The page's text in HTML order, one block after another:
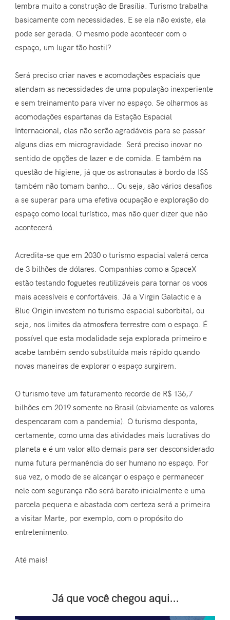
lembra muito a construção de Brasília. Turismo trabalha
basicamente com necessidades. E se ela não existe, ela
pode ser gerada. O mesmo pode acontecer com o
espaço, um lugar tão hostil?
Será preciso criar naves e acomodações espaciais que
atendam as necessidades de uma população inexperiente
e sem treinamento para viver no espaço. Se olharmos as
acomodações espartanas da Estação Espacial
Internacional, elas não serão agradáveis para se passar
alguns dias em microgravidade. Será preciso inovar no
sentido de opções de lazer e de comida. E também na
questão de higiene, já que os astronautas à bordo da ISS
também não tomam banho... Ou seja, são vários desafios
a se superar para uma efetiva ocupação e exploração do
espaço como local turístico, mas não quer dizer que não
acontecerá.
Acredita-se que em 2030 o turismo espacial valerá cerca
de 3 bilhões de dólares. Companhias como a SpaceX
estão testando foguetes reutilizáveis para tornar os voos
mais acessíveis e confortáveis. Já a Virgin Galactic e a
Blue Origin investem no turismo espacial suborbital, ou
seja, nos limites da atmosfera terrestre com o espaço. É
possível que esta modalidade seja explorada primeiro e
acabe também sendo substituída mais rápido quando
novas maneiras de explorar o espaço surgirem.
O turismo teve um faturamento recorde de R$ 136,7
bilhões em 2019 somente no Brasil (obviamente os valores
despencaram com a pandemia). O turismo desponta,
certamente, como uma das atividades mais lucrativas do
planeta e é um valor alto demais para ser desconsiderado
numa futura permanência do ser humano no espaço. Por
sua vez, o modo de se alcançar o espaço e permanecer
nele com segurança não será barato inicialmente e uma
parcela pequena e abastada com certeza será a primeira
a visitar Marte, por exemplo, com o propósito do
entretenimento.
Até mais!
Já que você chegou aqui...